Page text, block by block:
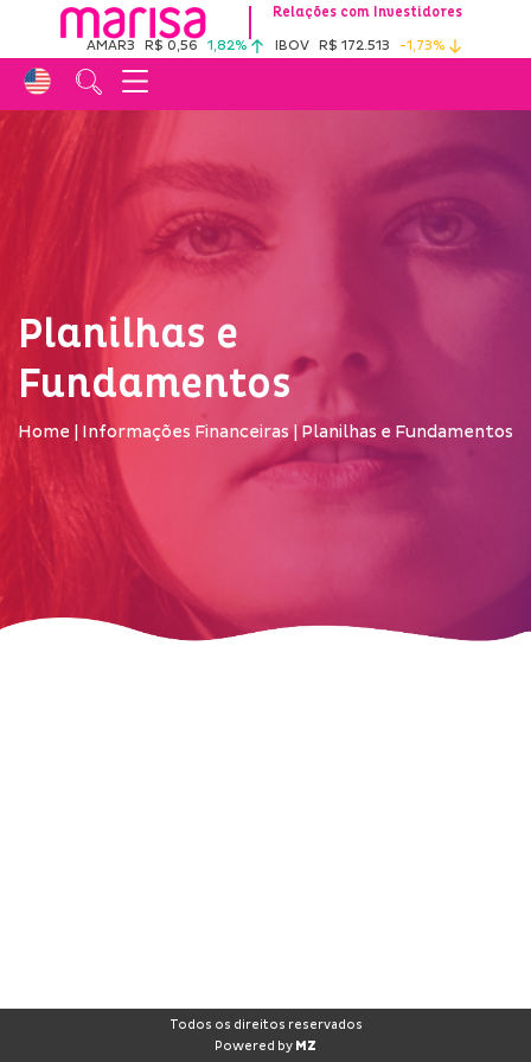
Relações com Investidores
AMAR3 R$ 0,56 1,82% IBOV R$ 172.513 -1,73%
Planilhas e
Fundamentos
Home Informações Financeiras| Planilhas e Fundamentos
Todos os direitos reservados
Powered by MZ